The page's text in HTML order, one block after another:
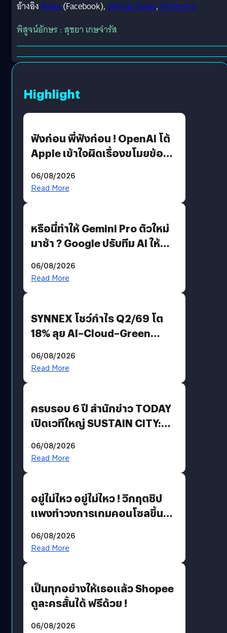
อ้างอิงNmia(Facebook), Nikkan Sport, Olympics
พิสูจน์อักษร : สุชยา เกษจำรัส
Highlight
ฟังก่อน พี่ฟังก่อน ! OpenAI โต้
Apple เข้าใจผิดเรื่องขโมยข้อมูล
06/08/2026
Read More
หรือนี่ทำให้ Gemini Pro ตัวใหม่
มาช้า ? Google ปรับทีม AI ให้
AGI
06/08/2026
Read More
SYNNEX โชว์กำไร Q2/69 โต
18% ลุย AI–Cloud–Green
Revenue เร่งเครื่อง New
06/08/2026
Read More
ครบรอบ 6 ปี สำนักข่าว TODAY
เปิดเวทีใหญ่ SUSTAIN CITY:
แนวทางปรับตัวสู่เศรษฐกิจสี
06/08/2026
Read More
อยู่ไม่ไหว อยู่ไม่ไหว ! วิกฤตชิป
แพงทำวงการเกมคอนโซลขึ้น
?
06/08/2026
Read More
เป็นทุกอย่างให้เธอแล้ว Shopee
ดูละครสั้นได้ ฟรีด้วย !
06/08/2026